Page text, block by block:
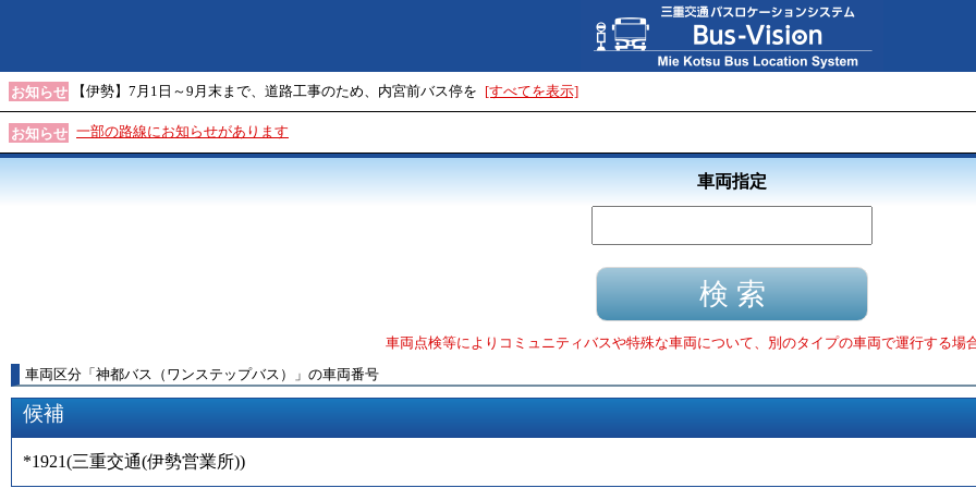
お知らせ 【伊勢】7月1日～9月末まで、道路工事のため、内宮前バス停を [すべてを表示]
お知らせ 一部の路線にお知らせがあります
車両指定
車両点検等によりコミュニティバスや特殊な車両について、別のタイプの車両で運行する場
車両区分 「 神都バス（ワンステップバス） 」 の車両番号
候補
*1921(三重交通(伊勢営業所))